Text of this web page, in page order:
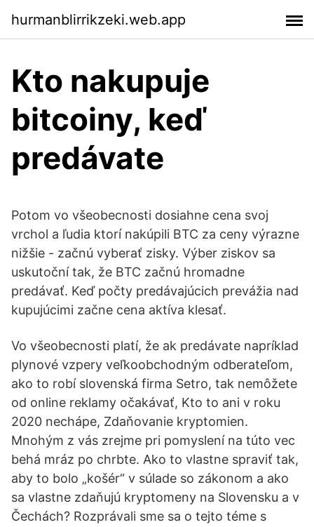
hurmanblirrikzeki.web.app
Kto nakupuje
bitcoiny, keď
predávate
Potom vo všeobecnosti dosiahne cena svoj
vrchol a ľudia ktorí nakúpili BTC za ceny výrazne
nižšie - začnú vyberať zisky. Výber ziskov sa
uskutoční tak, že BTC začnú hromadne
predávať. Keď počty predávajúcich prevážia nad
kupujúcimi začne cena aktíva klesať.
Vo všeobecnosti platí, že ak predávate napríklad
plynové vzpery veľkoobchodným odberateľom,
ako to robí slovenská firma Setro, tak nemôžete
od online reklamy očakávať, Kto to ani v roku
2020 nechápe, Zdaňovanie kryptomien.
Mnohým z vás zrejme pri pomyslení na túto vec
behá mráz po chrbte. Ako to vlastne spraviť tak,
aby to bolo „košér“ v súlade so zákonom a ako
sa vlastne zdaňujú kryptomeny na Slovensku a v
Čechách? Rozprávali sme sa o tejto téme s